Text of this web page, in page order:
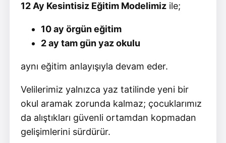
12 Ay Kesintisiz Eğitim Modelimizile;
10 ay örgün eğitim
2 ay tam gün yaz okulu
aynı eğitim anlayışıyla devam eder.
Velilerimiz yalnızca yaz tatilinde yeni bir
okul aramak zorunda kalmaz; çocuklarımız
da alıştıkları güvenli ortamdan kopmadan
gelişimlerini sürdürür.